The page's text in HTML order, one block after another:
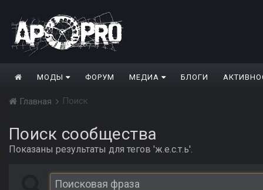
МОДЫ ФОРУМ МЕДИА БЛОГИ
Главная Поиск
Поиск сообщества
Показаны результаты для тегов 'ж.е.с.т.ь'.